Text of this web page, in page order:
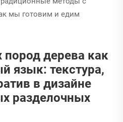
мы готовим и едим
дерева как
язык: текстура,
в дизайне
разделочных